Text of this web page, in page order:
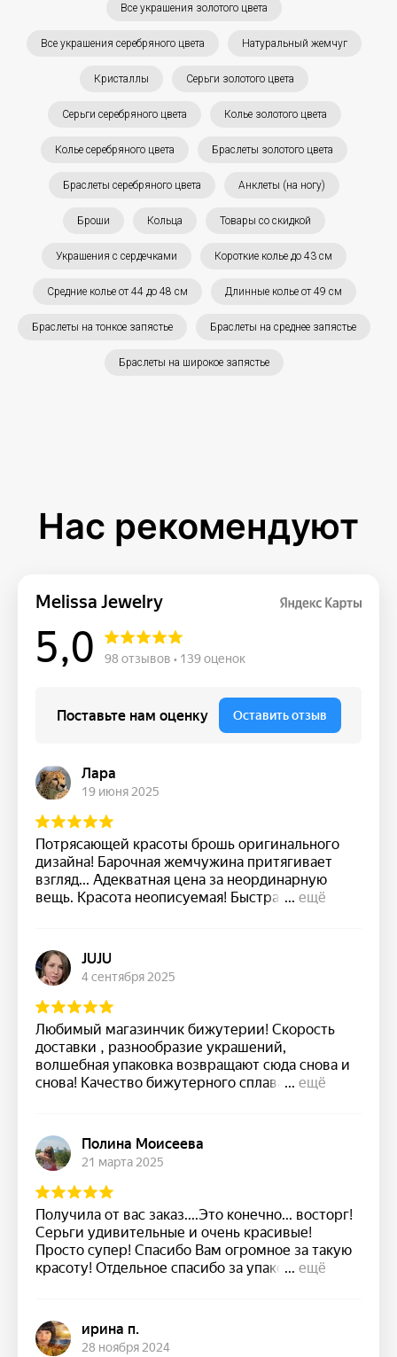
Все украшения золотого цвета
Все украшения серебряного цвета Натуральный жемчуг
Кристаллы Серьги золотого цвета
Серьги серебряного цвета Колье золотого цвета
Колье серебряного цвета Браслеты золотого цвета
Браслеты серебряного цвета Анклеты (на ногу)
Броши Кольца Товары со скидкой
Украшения с сердечками Короткие колье до 43 см
Средние колье от 44 до 48 см Длинные колье от 49 см
Браслеты на тонкое запястье Браслеты на среднее запястье
Браслеты на широкое запястье
Нас рекомендуют